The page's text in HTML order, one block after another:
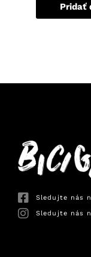
Pridať
Sledujte nás
Sledujte nás